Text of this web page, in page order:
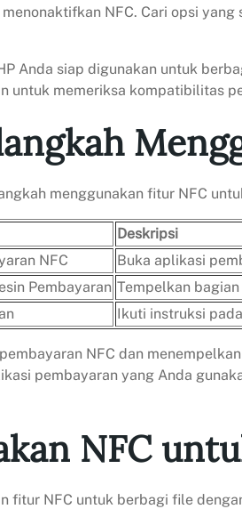
NFC. Cari opsi
Anda siap digunakan untuk
untuk memeriksa kompatibilitas
menggunakan fitur NFC
Deskripsi
NFC
Buka aplikasi
Pembayaran Tempelkan
Ikuti instruksi
NFC dan
pembayaran yang Anda
NFC
fitur NFC untuk berbagi file